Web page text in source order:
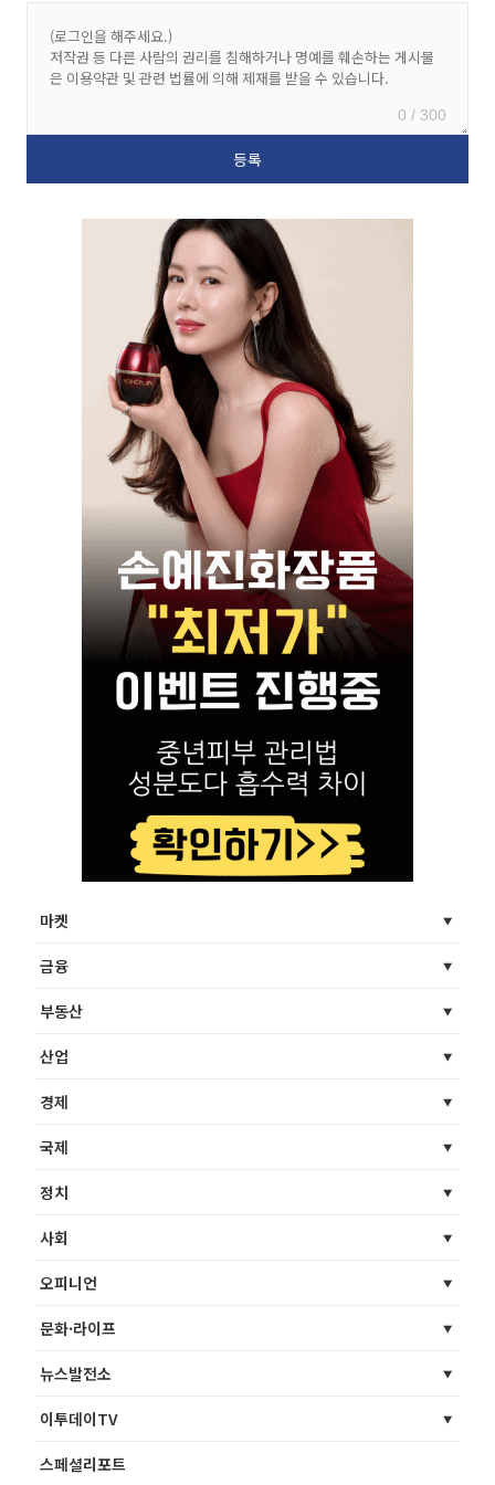
0 / 300
마켓
금융
부동산
산업
경제
국제
정치
사회
오피니언
문화·라이프
뉴스발전소
이투데이TV
스페셜리포트